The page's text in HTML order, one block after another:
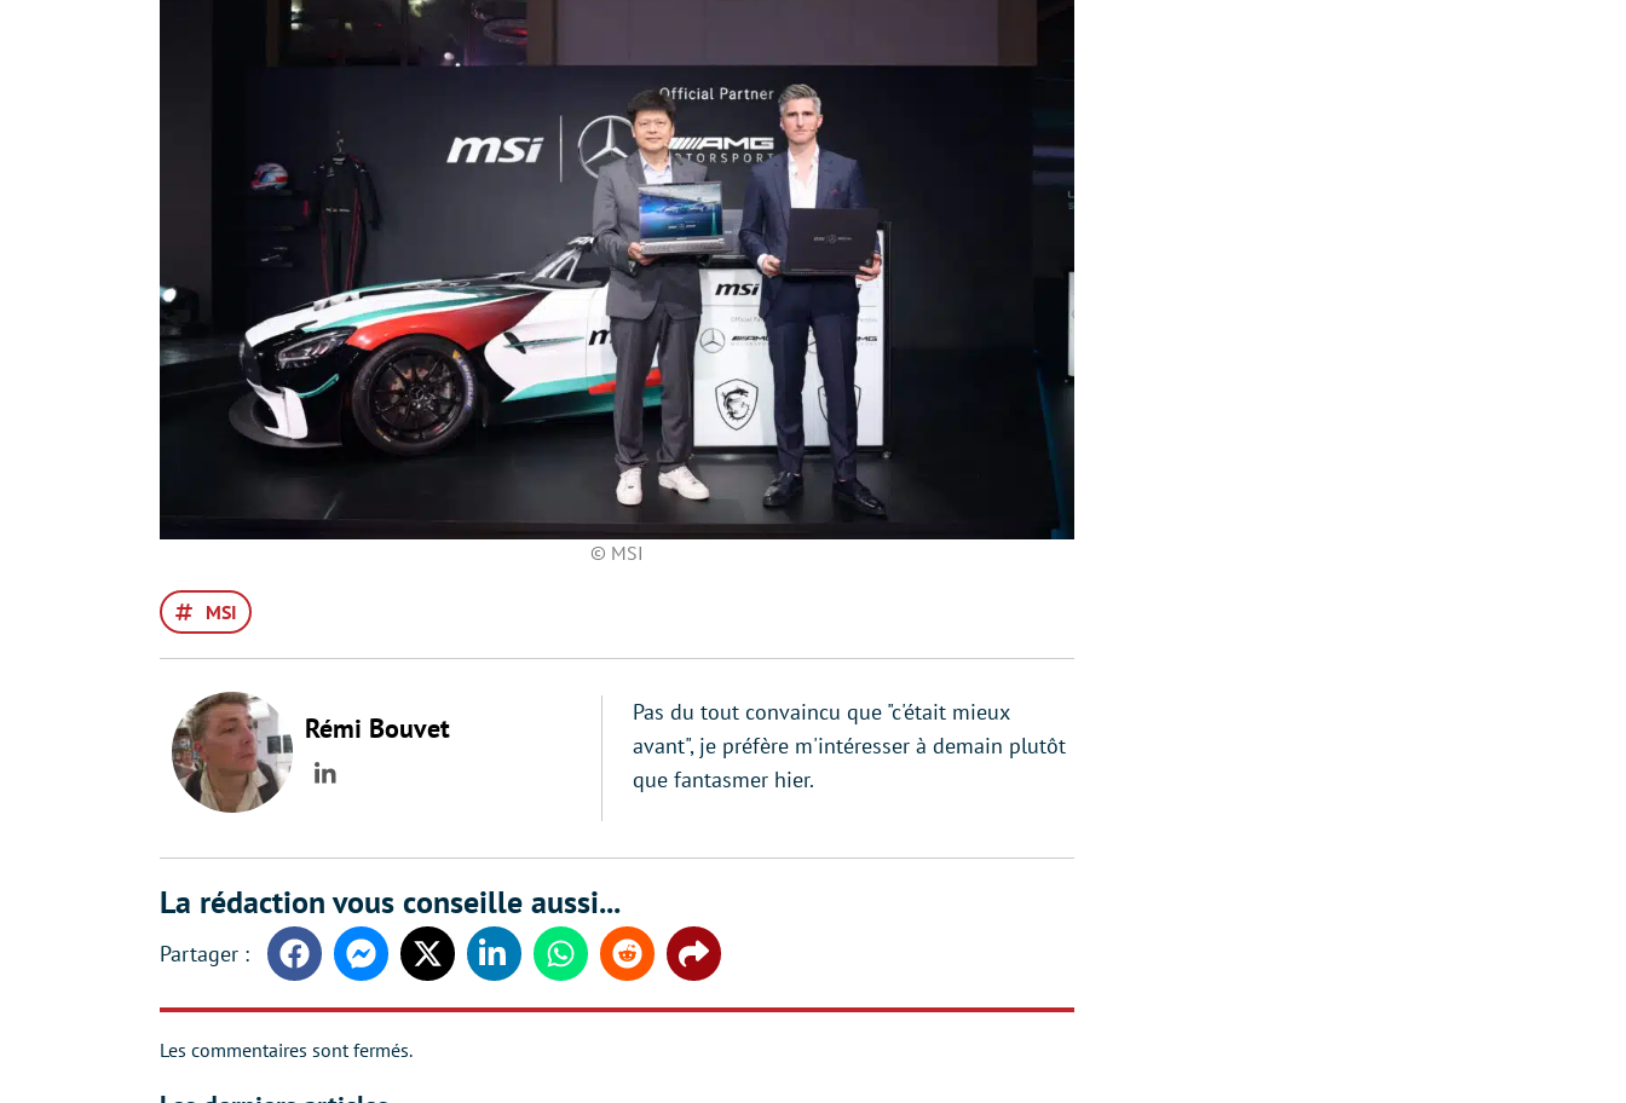
© MSI
MSI
Rémi Bouvet
LinkedIn
Pas du tout convaincu que "c'était mieux
avant", je préfère m'intéresser à demain plutôt
que fantasmer hier.
La rédaction vous conseille aussi...
FacebookMessengerTwitter LinkedinWhatsappReddit Share
Les commentaires sont fermés.